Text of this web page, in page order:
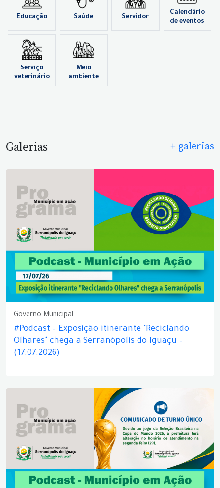
Educação Saúde Servidor
Calendário
de eventos
Serviço
veterinário
Meio
ambiente
Galerias + galerias
Governo Municipal
#Podcast – Exposição itinerante "Reciclando
Olhares" chega a Serranópolis do Iguaçu –
(17.07.2026)